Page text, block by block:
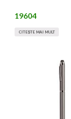
19604
CITEȘTE MAI MULT